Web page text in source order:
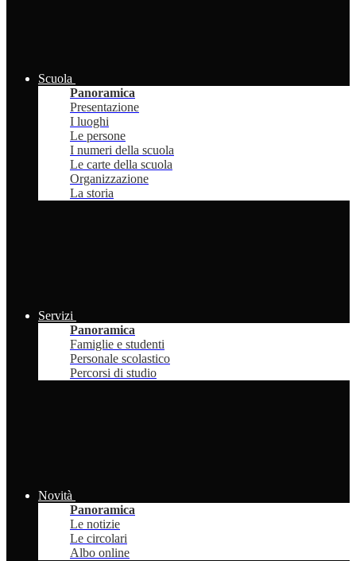
Scuola
Panoramica
Presentazione
I luoghi
Le persone
I numeri della scuola
Le carte della scuola
Organizzazione
La storia
Servizi
Panoramica
Famiglie e studenti
Personale scolastico
Percorsi di studio
Novità
Panoramica
Le notizie
Le circolari
Albo online